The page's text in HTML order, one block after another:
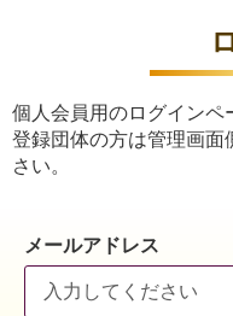
個人会員用のログインペ
登録団体の方は管理画面
さい。
メールアドレス